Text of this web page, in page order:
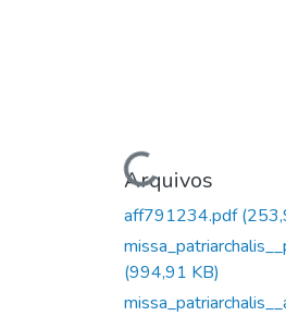
Carregando...
Arquivos
aff791234.pdf
(994,91 KB)